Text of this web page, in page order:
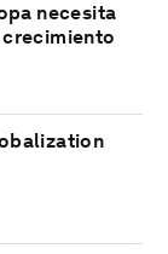
necesita
crecimiento